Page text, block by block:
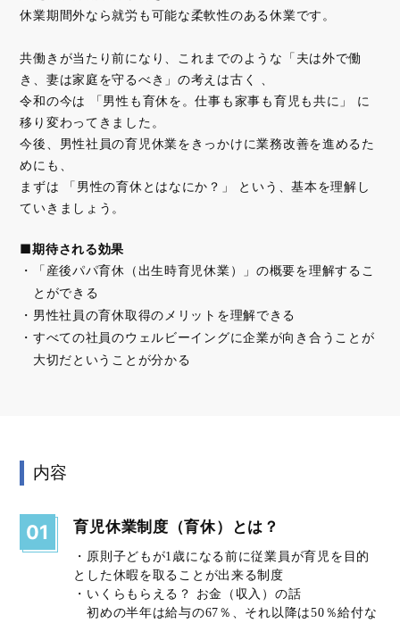
休業期間外なら就労も可能な柔軟性のある休業です。
共働きが当たり前になり、これまでのような「夫は外で働
き、妻は家庭を守るべき」の考えは古く 、
令和の今は 「男性も育休を。仕事も家事も育児も共に」 に
移り変わってきました。
今後、男性社員の育児休業をきっかけに業務改善を進めるた
めにも、
まずは 「男性の育休とはなにか？」 という、基本を理解し
ていきましょう。
■期待される効果
「産後パパ育休（出生時育児休業）」の概要を理解するこ
とができる
男性社員の育休取得のメリットを理解できる
すべての社員のウェルビーイングに企業が向き合うことが
大切だということが分かる
内容
01 育児休業制度（育休）とは？
・原則子どもが1歳になる前に従業員が育児を目的
とした休暇を取ることが出来る制度
・いくらもらえる？ お金（収入）の話
初めの半年は給与の67％、それ以降は50％給付な